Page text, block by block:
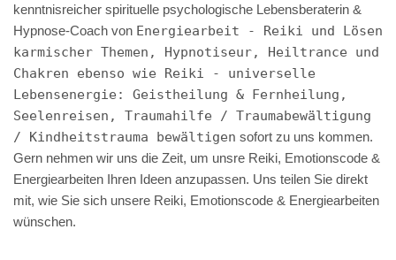
kenntnisreicher spirituelle psychologische Lebensberaterin &
Hypnose-Coach von Energiearbeit - Reiki und Lösen
karmischer Themen, Hypnotiseur, Heiltrance und
Chakren ebenso wie Reiki - universelle
Lebensenergie: Geistheilung & Fernheilung,
Seelenreisen, Traumahilfe / Traumabewältigung
/ Kindheitstrauma bewältigen sofort zu uns kommen.
Gern nehmen wir uns die Zeit, um unsre Reiki, Emotionscode &
Energiearbeiten Ihren Ideen anzupassen. Uns teilen Sie direkt
mit, wie Sie sich unsere Reiki, Emotionscode & Energiearbeiten
wünschen.